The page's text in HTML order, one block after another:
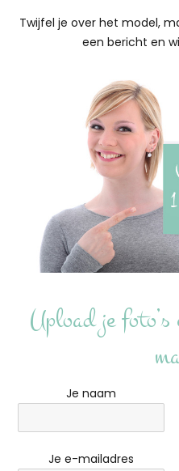
Twijfel je over het model,
een bericht en
Upload je
Je naam
Je e-mailadres